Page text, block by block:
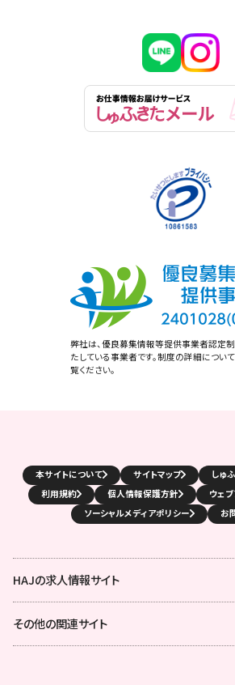
弊社は、優良募集情報等提供事業者認定
たしている事業者です。制度の詳細につい
覧ください。
本サイトについて サイトマップ
しゅ
利用規約
個人情報保護方針
ウェ
ソーシャルメディアポリシー
お
HAJの求人情報サイト
その他の関連サイト